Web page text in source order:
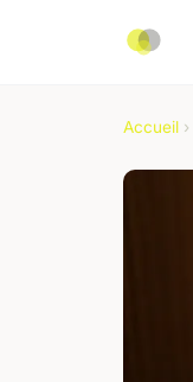
Accueil ›